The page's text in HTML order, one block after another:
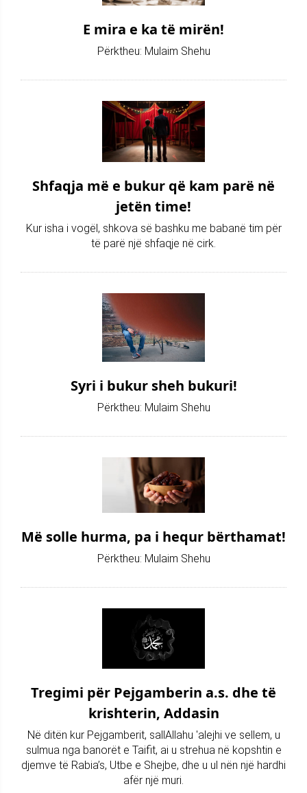
E mira e ka të mirën!
Përktheu: Mulaim Shehu
Shfaqja më e bukur që kam parë në
jetën time!
Kur isha i vogël, shkova së bashku me babanë tim për
të parë një shfaqje në cirk.
Syri i bukur sheh bukuri!
Përktheu: Mulaim Shehu
Më solle hurma, pa i hequr bërthamat!
Përktheu: Mulaim Shehu
Tregimi për Pejgamberin a.s. dhe të
krishterin, Addasin
Në ditën kur Pejgamberit, sallAllahu 'alejhi ve sellem, u
sulmua nga banorët e Taifit, ai u strehua në kopshtin e
djemve të Rabia’s, Utbe e Shejbe, dhe u ul nën një hardhi
afër një muri.